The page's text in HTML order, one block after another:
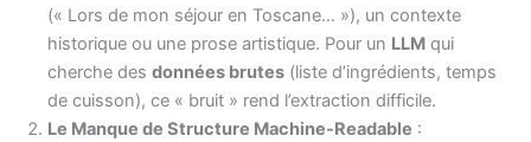
(« Lors de mon séjour en Toscane… »), un contexte
historique ou une prose artistique. Pour un LLM qui
cherche des données brutes (liste d’ingrédients, temps
de cuisson), ce « bruit » rend l’extraction difficile.
Le Manque de Structure Machine-Readable :